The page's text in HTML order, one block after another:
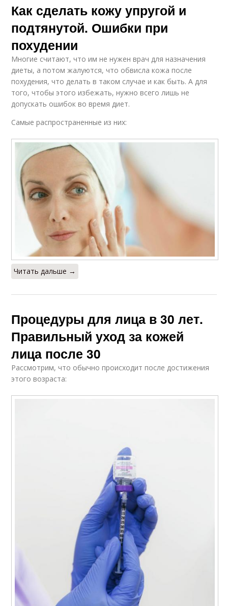
Как сделать кожу упругой и
подтянутой. Ошибки при
похудении
Многие считают, что им не нужен врач для назначения
диеты, а потом жалуются, что обвисла кожа после
похудения, что делать в таком случае и как быть. А для
того, чтобы этого избежать, нужно всего лишь не
допускать ошибок во время диет.
Самые распространенные из них:
Читать дальше →
Процедуры для лица в 30 лет.
Правильный уход за кожей
лица после 30
Рассмотрим, что обычно происходит после достижения
этого возраста: